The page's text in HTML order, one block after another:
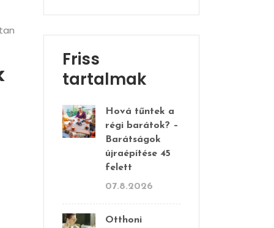
Friss
tartalmak
Hová tűntek a
régi barátok? –
Barátságok
újraépítése 45
felett
07.8.2026
Otthoni